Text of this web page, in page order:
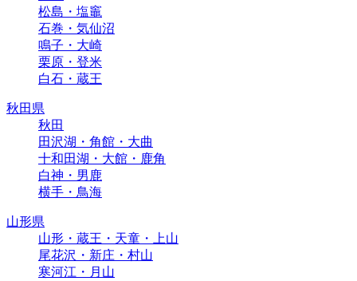
松島・塩竈
石巻・気仙沼
鳴子・大崎
栗原・登米
白石・蔵王
秋田県
秋田
田沢湖・角館・大曲
十和田湖・大館・鹿角
白神・男鹿
横手・鳥海
山形県
山形・蔵王・天童・上山
尾花沢・新庄・村山
寒河江・月山